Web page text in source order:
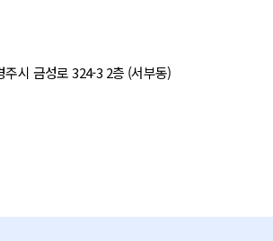
주시 금성로 324-3 2층 (서부동)